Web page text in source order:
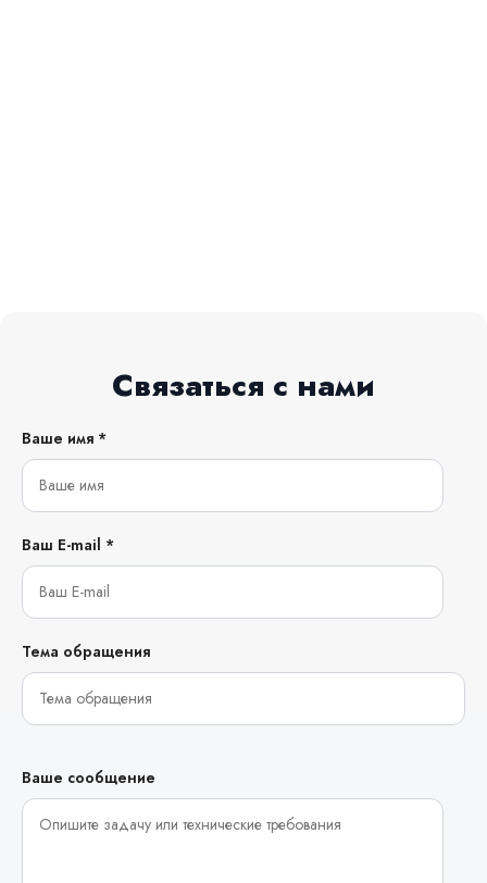
Связаться с нами
Ваше имя *
Ваш E-mail *
Тема обращения
Ваше сообщение